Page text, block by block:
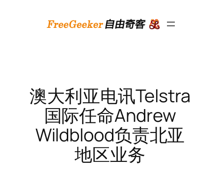
澳大利亚电讯Telstra
国际任命Andrew
Wildblood负责北亚
地区业务